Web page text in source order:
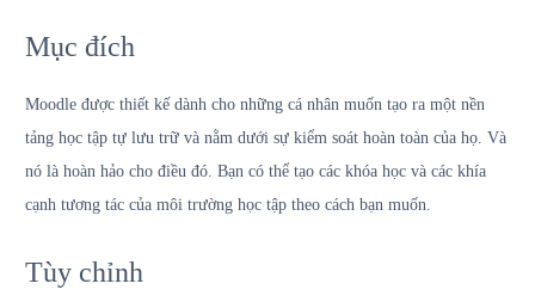
Mục đích
Moodle được thiết kế dành cho những cá nhân muốn tạo ra một nền
tảng học tập tự lưu trữ và nằm dưới sự kiểm soát hoàn toàn của họ. Và
nó là hoàn hảo cho điều đó. Bạn có thể tạo các khóa học và các khía
cạnh tương tác của môi trường học tập theo cách bạn muốn.
Tùy chỉnh